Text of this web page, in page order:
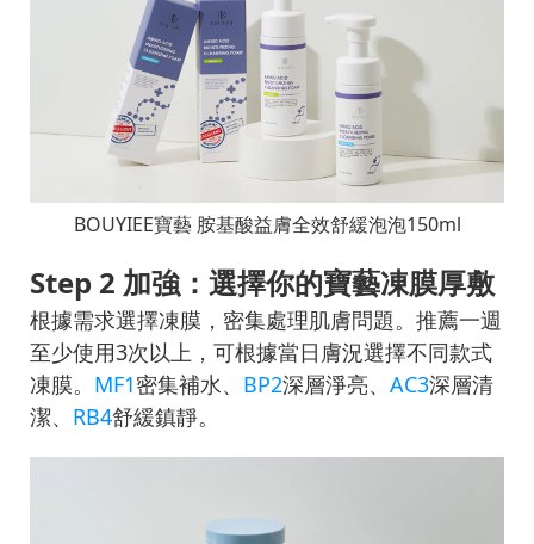
BOUYIEE寶藝 胺基酸益膚全效舒緩泡泡150ml
Step 2 加強：選擇你的寶藝凍膜厚敷
根據需求選擇凍膜，密集處理肌膚問題。推薦一週
至少使用3次以上，可根據當日膚況選擇不同款式
凍膜。 MF1密集補水、 BP2深層淨亮、 AC3深層清
潔、 RB4舒緩鎮靜。